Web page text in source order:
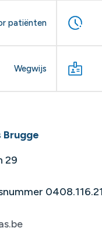
patiënten
Wegwijs
Brugge
29